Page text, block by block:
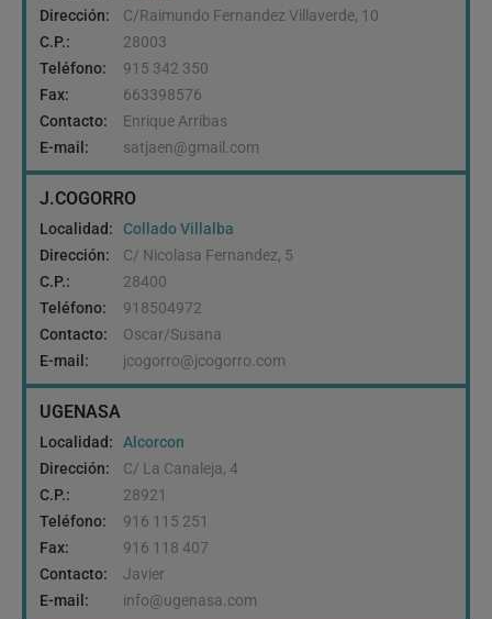
Dirección:
C/Raimundo Fernandez Villaverde, 10
C.P.:
28003
Teléfono:
915 342 350
Fax:
663398576
Contacto:
Enrique Arribas
E-mail:
satjaen@gmail.com
J.COGORRO
Localidad:
Collado Villalba
Dirección:
C/ Nicolasa Fernandez, 5
C.P.:
28400
Teléfono:
918504972
Contacto:
Oscar/Susana
E-mail:
jcogorro@jcogorro.com
UGENASA
Localidad:
Alcorcon
Dirección:
C/ La Canaleja, 4
C.P.:
28921
Teléfono:
916 115 251
Fax:
916 118 407
Contacto:
Javier
E-mail:
info@ugenasa.com